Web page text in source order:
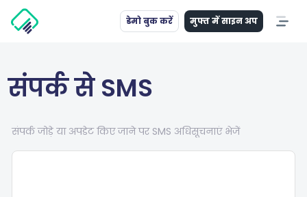
डेमो बुक करें मुफ्त में साइन अप
संपर्क से SMS
संपर्क जोड़े या अपडेट किए जाने पर SMS अधिसूचनाएं भेजें